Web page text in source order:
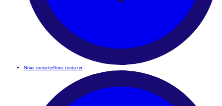
Nous contacterNous contacter